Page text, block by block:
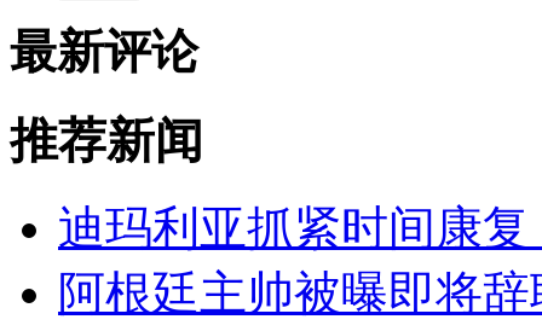
最新评论
推荐新闻
迪玛利亚抓紧时间康
阿根廷主帅被曝即将